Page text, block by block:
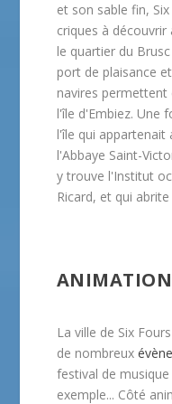
et son sable fin,
criques à découvrir
le quartier du
port de plaisance
navires
l'île d'Embiez. Une
l'île qui appartenait
l'Abbaye Saint-
y trouve l'Institut
Ricard, et qui
La ville de Six
de nombreux
festival de musique
exemple... Côté